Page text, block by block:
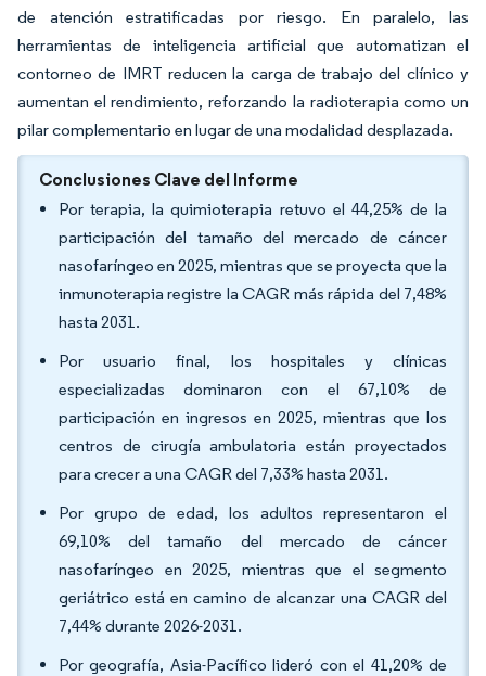
de atención estratificadas por riesgo. En paralelo, las
herramientas de inteligencia artificial que automatizan el
contorneo de IMRT reducen la carga de trabajo del clínico y
aumentan el rendimiento, reforzando la radioterapia como un
pilar complementario en lugar de una modalidad desplazada.
Conclusiones Clave del Informe
Por terapia, la quimioterapia retuvo el 44,25% de la
participación del tamaño del mercado de cáncer
nasofaríngeo en 2025, mientras que se proyecta que la
inmunoterapia registre la CAGR más rápida del 7,48%
hasta 2031.
Por usuario final, los hospitales y clínicas
especializadas dominaron con el 67,10% de
participación en ingresos en 2025, mientras que los
centros de cirugía ambulatoria están proyectados
para crecer a una CAGR del 7,33% hasta 2031.
Por grupo de edad, los adultos representaron el
69,10% del tamaño del mercado de cáncer
nasofaríngeo en 2025, mientras que el segmento
geriátrico está en camino de alcanzar una CAGR del
7,44% durante 2026-2031.
Por geografía, Asia-Pacífico lideró con el 41,20% de